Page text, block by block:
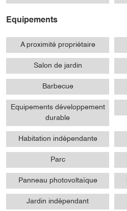
Equipements
A proximité propriétaire
Salon de jardin
Barbecue
Equipements développement
durable
Habitation indépendante
Parc
Panneau photovoltaïque
Jardin indépendant